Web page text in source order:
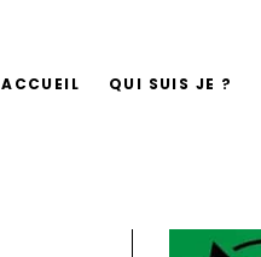
ACCUEIL QUI SUIS JE ?